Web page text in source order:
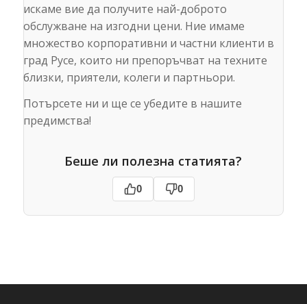
искаме вие да получите най-доброто
обслужване на изгодни цени. Ние имаме
множество корпоративни и частни клиенти в
град Русе, които ни препоръчват на техните
близки, приятели, колеги и партньори.
Потърсете ни и ще се убедите в нашите
предимства!
Беше ли полезна статията?
0 0